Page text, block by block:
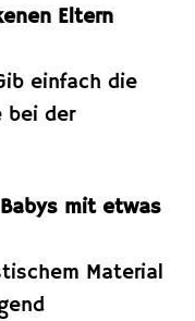
Eltern
einfach die
bei der
mit etwas
Material